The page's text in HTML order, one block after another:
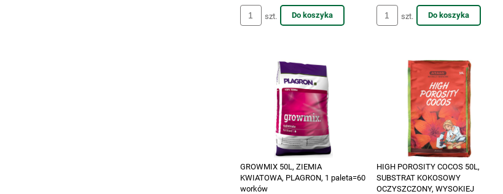
szt. Do koszyka szt. Do koszyka
GROWMIX 50L, ZIEMIA
KWIATOWA, PLAGRON, 1 paleta=60
worków
HIGH POROSITY COCOS 50L,
SUBSTRAT KOKOSOWY
OCZYSZCZONY, WYSOKIEJ